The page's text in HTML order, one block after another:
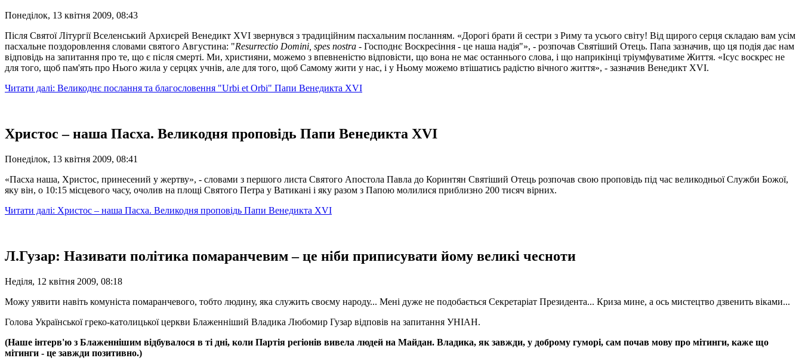
Понеділок, 13 квітня 2009, 08:43
Після Святої Літургії Вселенський Архиєрей Венедикт XVI звернувся з традиційним пасхальним посланням. «Дорогі брати й сестри з Риму та усього світу! Від щирого серця складаю вам усім
пасхальне поздоровлення словами святого Августина: "Resurrectio Domini, spes nostra - Господнє Воскресіння - це наша надія"», - розпочав Святіший Отець. Папа зазначив, що ця подія дає нам
відповідь на запитання про те, що є після смерті. Ми, християни, можемо з впевненістю відповісти, що вона не має останнього слова, і що наприкінці тріумфуватиме Життя. «Ісус воскрес не
для того, щоб пам'ять про Нього жила у серцях учнів, але для того, щоб Самому жити у нас, і у Ньому можемо втішатись радістю вічного життя», - зазначив Венедикт XVI.
Читати далі: Великоднє послання та благословення "Urbi et Orbi" Папи Венедикта XVI
Христос – наша Пасха. Великодня проповідь Папи Венедикта XVI
Понеділок, 13 квітня 2009, 08:41
«Пасха наша, Христос, принесений у жертву», - словами з першого листа Святого Апостола Павла до Коринтян Святіший Отець розпочав свою проповідь під час великодньої Служби Божої,
яку він, о 10:15 місцевого часу, очолив на площі Святого Петра у Ватикані і яку разом з Папою молилися приблизно 200 тисяч вірних.
Читати далі: Христос – наша Пасха. Великодня проповідь Папи Венедикта XVI
Л.Гузар: Називати політика помаранчевим – це ніби приписувати йому великі чесноти
Неділя, 12 квітня 2009, 08:18
Можу уявити навіть комуніста помаранчевого, тобто людину, яка служить своєму народу... Мені дуже не подобається Секретаріат Президента... Криза мине, а ось мистецтво дзвенить віками...
Голова Української греко-католицької церкви Блаженніший Владика Любомир Гузар відповів на запитання УНІАН.
(Наше інтерв'ю з Блаженнішим відбувалося в ті дні, коли Партія регіонів вивела людей на Майдан. Владика, як завжди, у доброму гуморі, сам почав мову про мітинги, каже що
мітинги - це завжди позитивно.)